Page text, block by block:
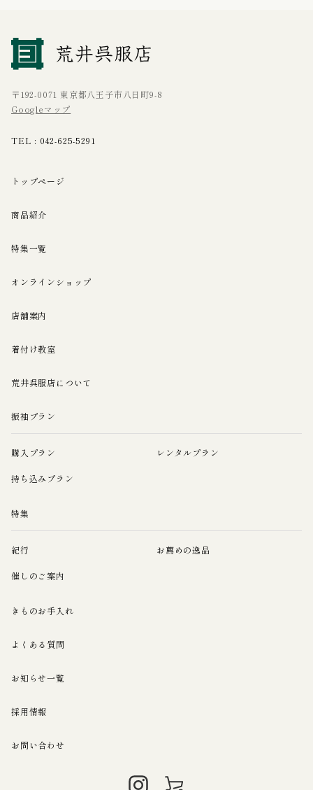
〒192-0071 東京都八王子市八日町9-8
Googleマップ
TEL : 042-625-5291
トップページ
商品紹介
特集一覧
オンラインショップ
店舗案内
着付け教室
荒井呉服店について
振袖プラン
購入プラン レンタルプラン
持ち込みプラン
特集
紀行 お薦めの逸品
催しのご案内
きものお手入れ
よくある質問
お知らせ一覧
採用情報
お問い合わせ